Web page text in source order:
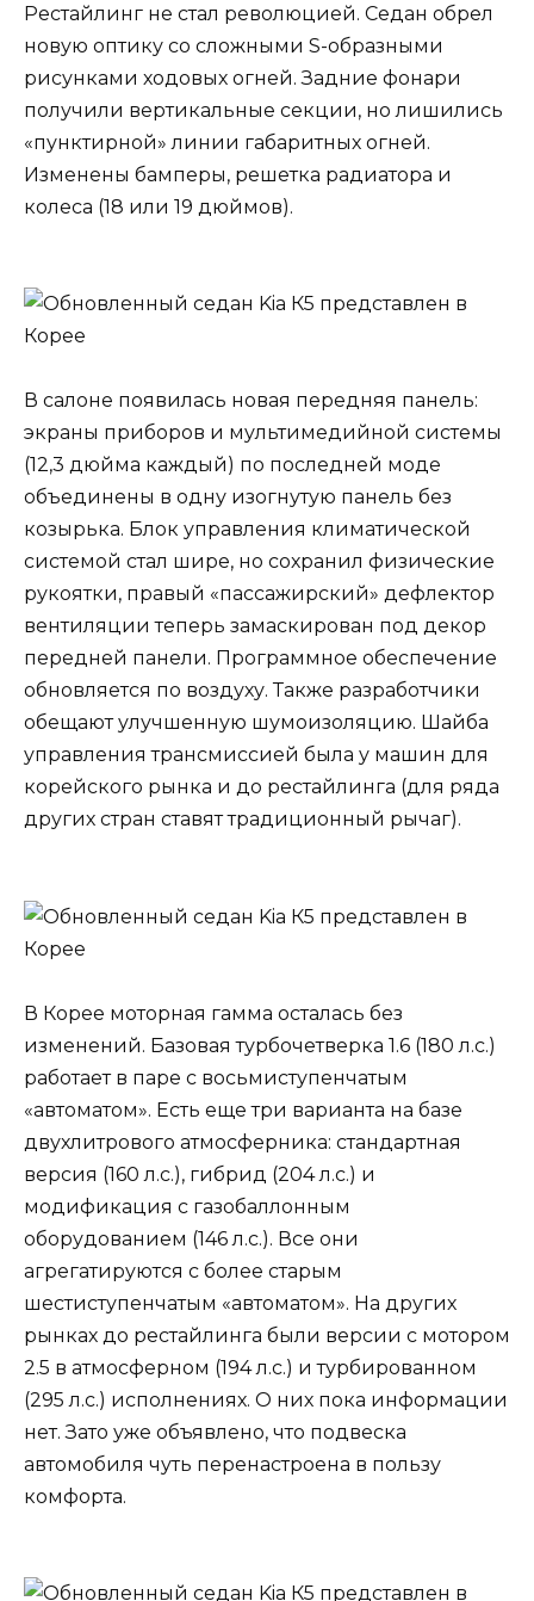
Рестайлинг не стал революцией. Седан обрел
новую оптику со сложными S-образными
рисунками ходовых огней. Задние фонари
получили вертикальные секции, но лишились
«пунктирной» линии габаритных огней.
Изменены бамперы, решетка радиатора и
колеса (18 или 19 дюймов).
В салоне появилась новая передняя панель:
экраны приборов и мультимедийной системы
(12,3 дюйма каждый) по последней моде
объединены в одну изогнутую панель без
козырька. Блок управления климатической
системой стал шире, но сохранил физические
рукоятки, правый «пассажирский» дефлектор
вентиляции теперь замаскирован под декор
передней панели. Программное обеспечение
обновляется по воздуху. Также разработчики
обещают улучшенную шумоизоляцию. Шайба
управления трансмиссией была у машин для
корейского рынка и до рестайлинга (для ряда
других стран ставят традиционный рычаг).
В Корее моторная гамма осталась без
изменений. Базовая турбочетверка 1.6 (180 л.с.)
работает в паре с восьмиступенчатым
«автоматом». Есть еще три варианта на базе
двухлитрового атмосферника: стандартная
версия (160 л.с.), гибрид (204 л.с.) и
модификация с газобаллонным
оборудованием (146 л.с.). Все они
агрегатируются с более старым
шестиступенчатым «автоматом». На других
рынках до рестайлинга были версии с мотором
2.5 в атмосферном (194 л.с.) и турбированном
(295 л.с.) исполнениях. О них пока информации
нет. Зато уже объявлено, что подвеска
автомобиля чуть перенастроена в пользу
комфорта.